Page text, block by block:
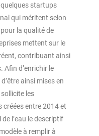
startups
qui méritent selon
la qualité de
mettent sur le
contribuant ainsi
Afin d’enrichir le
ainsi mises en
les
créées entre 2014 et
l’eau le descriptif
à remplir à